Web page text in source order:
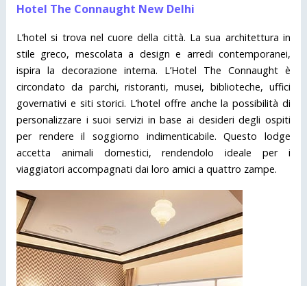
Hotel The Connaught New Delhi
L’hotel si trova nel cuore della città. La sua architettura in
stile greco, mescolata a design e arredi contemporanei,
ispira la decorazione interna. L’Hotel The Connaught è
circondato da parchi, ristoranti, musei, biblioteche, uffici
governativi e siti storici. L’hotel offre anche la possibilità di
personalizzare i suoi servizi in base ai desideri degli ospiti
per rendere il soggiorno indimenticabile. Questo lodge
accetta animali domestici, rendendolo ideale per i
viaggiatori accompagnati dai loro amici a quattro zampe.